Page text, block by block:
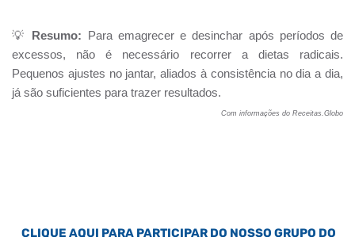
💡 Resumo: Para emagrecer e desinchar após períodos de
excessos, não é necessário recorrer a dietas radicais.
Pequenos ajustes no jantar, aliados à consistência no dia a dia,
já são suficientes para trazer resultados.
Com informações do Receitas.Globo
CLIQUE AQUI PARA PARTICIPAR DO NOSSO GRUPO DO